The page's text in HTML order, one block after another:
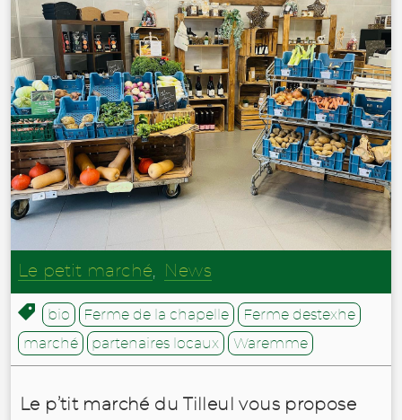
Le petit marché News
bio Ferme de la chapelle
Ferme destexhe
marché
partenaires locaux Waremme
Le p’tit marché du Tilleul vous propose